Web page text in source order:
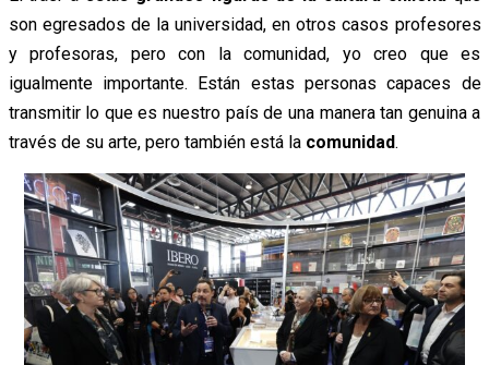
son egresados de la universidad, en otros casos profesores
y profesoras, pero con la comunidad, yo creo que es
igualmente importante. Están estas personas capaces de
transmitir lo que es nuestro país de una manera tan genuina a
través de su arte, pero también está la comunidad.